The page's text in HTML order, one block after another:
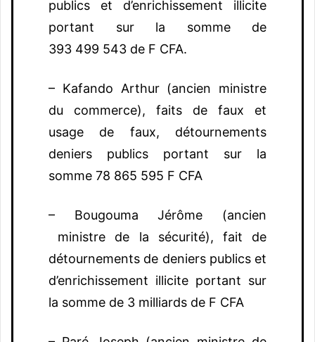
publics et d’enrichissement illicite
portant sur la somme de
393 499 543 de F CFA.
– Kafando Arthur (ancien ministre
du commerce), faits de faux et
usage de faux, détournements
deniers publics portant sur la
somme 78 865 595 F CFA
– Bougouma Jérôme (ancien
ministre de la sécurité), fait de
détournements de deniers publics et
d’enrichissement illicite portant sur
la somme de 3 milliards de F CFA